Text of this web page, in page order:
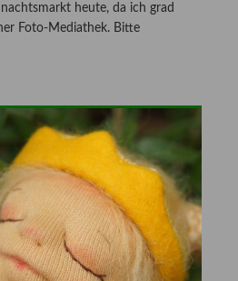
heute, da ich grad
Foto-Mediathek. Bitte